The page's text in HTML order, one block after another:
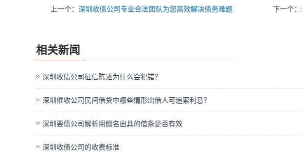
上一个：深圳收债公司专业合法团队为您高效解决债务难题 下一个：
相关新闻
深圳收债公司​征信陈述为什么会犯错？
深圳催收公司民间借贷中哪些情形出借人可追索利息？
深圳要债公司解析用假名出具的借条是否有效
深圳收债公司的收费标准